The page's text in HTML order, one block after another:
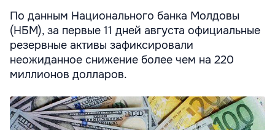
По данным Национального банка Молдовы
(НБМ), за первые 11 дней августа официальные
резервные активы зафиксировали
неожиданное снижение более чем на 220
миллионов долларов.